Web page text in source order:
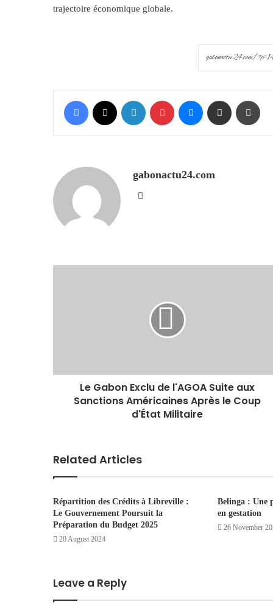
trajectoire économique globale.
Facebook LinkedIn Pinterest Messenger Share via Email
gabonactu24.com
Le Gabon Exclu de l'AGOA Suite aux
Sanctions Américaines Après le Coup
d'État Militaire
Related Articles
Répartition des Crédits à Libreville :
Le Gouvernement Poursuit la
Préparation du Budget 2025
20 August 2024
Belinga : Une
en gestation
26 November
Leave a Reply